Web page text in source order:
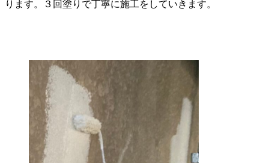
ります。３回塗りで丁寧に施工をしていきます。